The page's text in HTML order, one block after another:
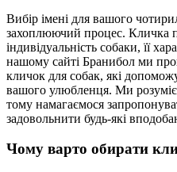
Вибір імені для вашого
захоплюючий процес. Кличка
індивідуальність собаки, її
нашому сайті Бранибол ми
кличок для собак, які
вашого улюбленця. Ми
тому намагаємося
задовольнити будь-які
Чому варто обирати